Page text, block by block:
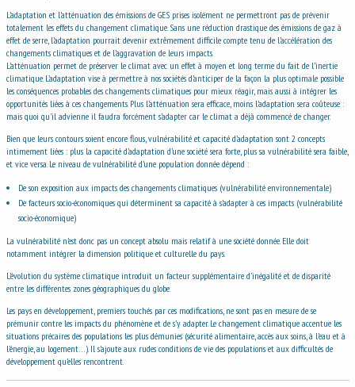
L’adaptation et l’atténuation des émissions de GES prises isolément ne permettront pas de prévenir
totalement les effets du changement climatique. Sans une réduction drastique des émissions de gaz à
effet de serre, l’adaptation pourrait devenir extrêmement difficile compte tenu de l’accélération des
changements climatiques et de l’aggravation de leurs impacts.
L’atténuation permet de préserver le climat avec un effet à moyen et long terme du fait de l’inertie
climatique. L’adaptation vise à permettre à nos sociétés d’anticiper de la façon la plus optimale possible
les conséquences probables des changements climatiques pour mieux réagir, mais aussi à intégrer les
opportunités liées à ces changements. Plus l’atténuation sera efficace, moins l’adaptation sera coûteuse :
mais quoi qu’il advienne il faudra forcément s’adapter car le climat a déjà commencé de changer.
Bien que leurs contours soient encore flous, vulnérabilité et capacité d’adaptation sont 2 concepts
intimement liées : plus la capacité d’adaptation d’une société sera forte, plus sa vulnérabilité sera faible,
et vice versa. Le niveau de vulnérabilité d’une population donnée dépend :
De son exposition aux impacts des changements climatiques (vulnérabilité environnementale)
De facteurs socio-économiques qui déterminent sa capacité à s’adapter à ces impacts (vulnérabilité
socio-économique)
La vulnérabilité n’est donc pas un concept absolu mais relatif à une société donnée. Elle doit
notamment intégrer la dimension politique et culturelle du pays.
L’évolution du système climatique introduit un facteur supplémentaire d’inégalité et de disparité
entre les différentes zones géographiques du globe.
Les pays en développement, premiers touchés par ces modifications, ne sont pas en mesure de se
prémunir contre les impacts du phénomène et de s’y adapter. Le changement climatique accentue les
situations précaires des populations les plus démunies (sécurité alimentaire, accès aux soins, à l’eau et à
l’énergie, au logement…). Il s’ajoute aux rudes conditions de vie des populations et aux difficultés de
développement qu’elles rencontrent.